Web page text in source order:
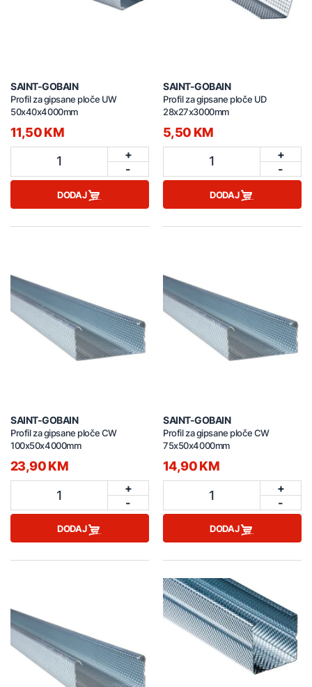
SAINT-GOBAIN
Profil za gipsane ploče UW
50x40x4000mm
11,50 KM
1
+
-
DODAJ
SAINT-GOBAIN
Profil za gipsane ploče UD
28x27x3000mm
5,50 KM
1
+
-
DODAJ
SAINT-GOBAIN
Profil za gipsane ploče CW
100x50x4000mm
23,90 KM
1
+
-
DODAJ
SAINT-GOBAIN
Profil za gipsane ploče CW
75x50x4000mm
14,90 KM
1
+
-
DODAJ